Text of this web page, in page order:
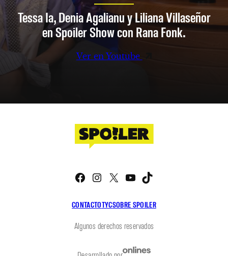
Tessa Ia, Denia Agalianu y Liliana Villaseñor
en Spoiler Show con Rana Fonk.
Ver en Youtube
CONTACTOTYCSOBRE SPOILER
Facebook
Instagram
X YouTube
Algunos derechos reservados